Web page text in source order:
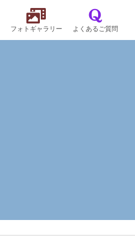
フォトギャラリー よくあるご質問